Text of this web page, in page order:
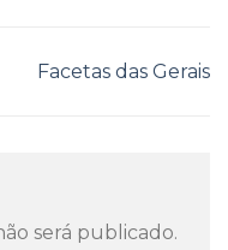
Facetas das Gerais
será publicado.